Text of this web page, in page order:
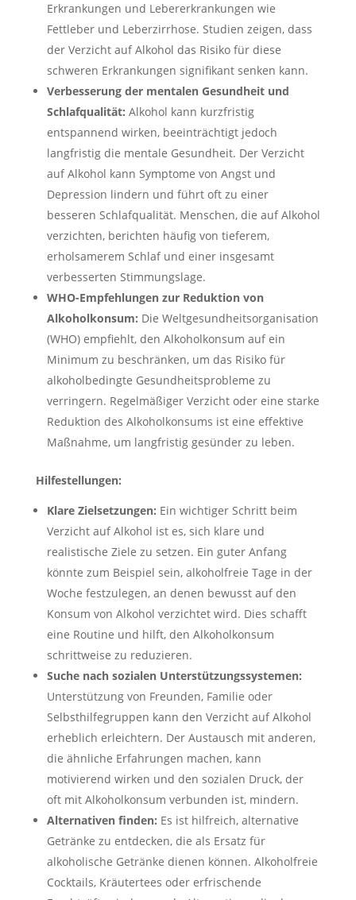
Erkrankungen und Lebererkrankungen wie
Fettleber und Leberzirrhose. Studien zeigen, dass
der Verzicht auf Alkohol das Risiko für diese
schweren Erkrankungen signifikant senken kann.
Verbesserung der mentalen Gesundheit und
Schlafqualität: Alkohol kann kurzfristig
entspannend wirken, beeinträchtigt jedoch
langfristig die mentale Gesundheit. Der Verzicht
auf Alkohol kann Symptome von Angst und
Depression lindern und führt oft zu einer
besseren Schlafqualität. Menschen, die auf Alkohol
verzichten, berichten häufig von tieferem,
erholsamerem Schlaf und einer insgesamt
verbesserten Stimmungslage.
WHO-Empfehlungen zur Reduktion von
Alkoholkonsum: Die Weltgesundheitsorganisation
(WHO) empfiehlt, den Alkoholkonsum auf ein
Minimum zu beschränken, um das Risiko für
alkoholbedingte Gesundheitsprobleme zu
verringern. Regelmäßiger Verzicht oder eine starke
Reduktion des Alkoholkonsums ist eine effektive
Maßnahme, um langfristig gesünder zu leben.
Hilfestellungen:
Klare Zielsetzungen: Ein wichtiger Schritt beim
Verzicht auf Alkohol ist es, sich klare und
realistische Ziele zu setzen. Ein guter Anfang
könnte zum Beispiel sein, alkoholfreie Tage in der
Woche festzulegen, an denen bewusst auf den
Konsum von Alkohol verzichtet wird. Dies schafft
eine Routine und hilft, den Alkoholkonsum
schrittweise zu reduzieren.
Suche nach sozialen Unterstützungssystemen:
Unterstützung von Freunden, Familie oder
Selbsthilfegruppen kann den Verzicht auf Alkohol
erheblich erleichtern. Der Austausch mit anderen,
die ähnliche Erfahrungen machen, kann
motivierend wirken und den sozialen Druck, der
oft mit Alkoholkonsum verbunden ist, mindern.
Alternativen finden: Es ist hilfreich, alternative
Getränke zu entdecken, die als Ersatz für
alkoholische Getränke dienen können. Alkoholfreie
Cocktails, Kräutertees oder erfrischende